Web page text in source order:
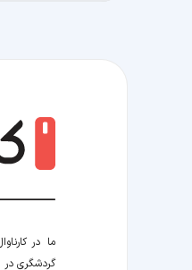
ما در
گردشگری در